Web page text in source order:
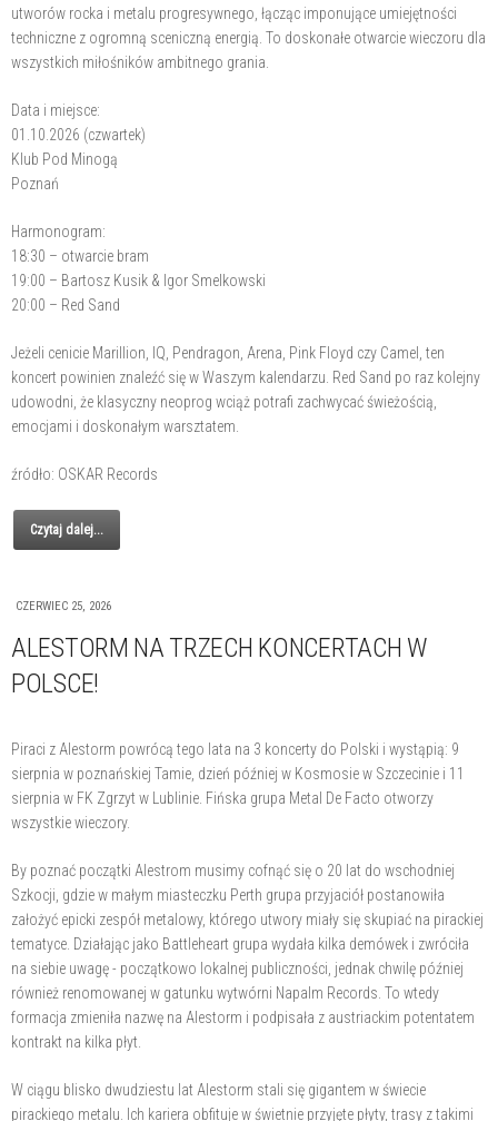
utworów rocka i metalu progresywnego, łącząc imponujące umiejętności
techniczne z ogromną sceniczną energią. To doskonałe otwarcie wieczoru dla
wszystkich miłośników ambitnego grania.
Data i miejsce:
01.10.2026 (czwartek)
Klub Pod Minogą
Poznań
Harmonogram:
18:30 – otwarcie bram
19:00 – Bartosz Kusik & Igor Smelkowski
20:00 – Red Sand
Jeżeli cenicie Marillion, IQ, Pendragon, Arena, Pink Floyd czy Camel, ten
koncert powinien znaleźć się w Waszym kalendarzu. Red Sand po raz kolejny
udowodni, że klasyczny neoprog wciąż potrafi zachwycać świeżością,
emocjami i doskonałym warsztatem.
źródło: OSKAR Records
Czytaj dalej...
CZERWIEC 25, 2026
ALESTORM NA TRZECH KONCERTACH W
POLSCE!
Piraci z Alestorm powrócą tego lata na 3 koncerty do Polski i wystąpią: 9
sierpnia w poznańskiej Tamie, dzień później w Kosmosie w Szczecinie i 11
sierpnia w FK Zgrzyt w Lublinie. Fińska grupa Metal De Facto otworzy
wszystkie wieczory.
By poznać początki Alestrom musimy cofnąć się o 20 lat do wschodniej
Szkocji, gdzie w małym miasteczku Perth grupa przyjaciół postanowiła
założyć epicki zespół metalowy, którego utwory miały się skupiać na pirackiej
tematyce. Działając jako Battleheart grupa wydała kilka demówek i zwróciła
na siebie uwagę - początkowo lokalnej publiczności, jednak chwilę później
również renomowanej w gatunku wytwórni Napalm Records. To wtedy
formacja zmieniła nazwę na Alestorm i podpisała z austriackim potentatem
kontrakt na kilka płyt.
W ciągu blisko dwudziestu lat Alestorm stali się gigantem w świecie
pirackiego metalu. Ich kariera obfituje w świetnie przyjęte płyty, trasy z takimi